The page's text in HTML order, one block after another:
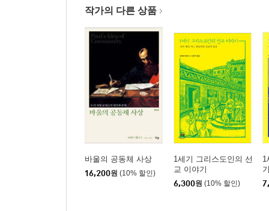
작가의 다른 상품
바울의 공동체 사상
16,200원 (10% 할인)
1세기 그리스도인의 선
교 이야기
6,300원 (10% 할인)
1